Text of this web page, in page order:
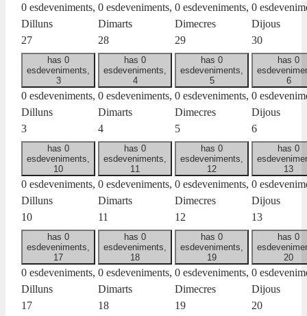
0 esdeveniments,
Dilluns
27
0 esdeveniments,
Dimarts
28
0 esdeveniments,
Dimecres
29
0
Dijous
30
has 0
esdeveniments,
3
0 esdeveniments,
Dilluns
3
has 0
esdeveniments,
4
0 esdeveniments,
Dimarts
4
has 0
esdeveniments,
5
0 esdeveniments,
Dimecres
5
has 0
6
0
Dijous
6
has 0
esdeveniments,
10
0 esdeveniments,
Dilluns
10
has 0
esdeveniments,
11
0 esdeveniments,
Dimarts
11
has 0
esdeveniments,
12
0 esdeveniments,
Dimecres
12
has 0
13
0
Dijous
13
has 0
esdeveniments,
17
0 esdeveniments,
Dilluns
17
has 0
esdeveniments,
18
0 esdeveniments,
Dimarts
18
has 0
esdeveniments,
19
0 esdeveniments,
Dimecres
19
has 0
20
0
Dijous
20